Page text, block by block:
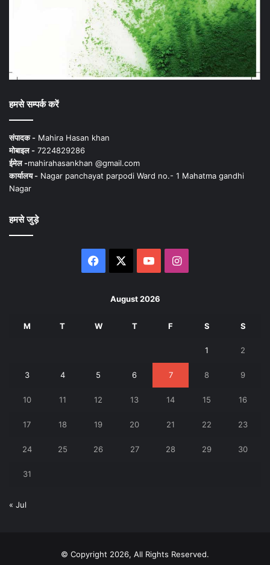
हमसे सम्पर्क करें
संपादक - Mahira Hasan khan
मोबाइल - 7224829286
ईमेल -mahirahasankhan @gmail.com
कार्यालय - Nagar panchayat parpodi Ward no.- 1 Mahatma gandhi
Nagar
हमसे जुड़े
Facebook YouTubeInstagram
August 2026
M T W T F S S
1 2
3 4 5 6 7 8 9
10 11 12 13 14 15 16
17 18 19 20 21 22 23
24 25 26 27 28 29 30
31
« Jul
© Copyright 2026, All Rights Reserved.